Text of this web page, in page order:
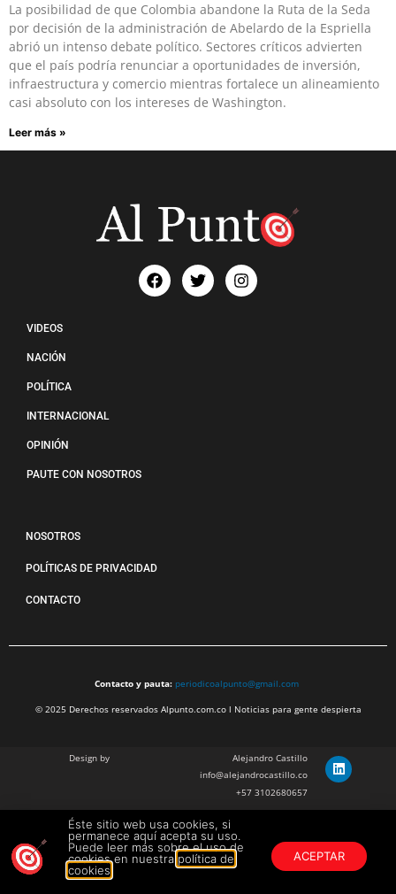
La posibilidad de que Colombia abandone la Ruta de la Seda
por decisión de la administración de Abelardo de la Espriella
abrió un intenso debate político. Sectores críticos advierten
que el país podría renunciar a oportunidades de inversión,
infraestructura y comercio mientras fortalece un alineamiento
casi absoluto con los intereses de Washington.
Leer más »
VIDEOS
NACIÓN
POLÍTICA
INTERNACIONAL
OPINIÓN
PAUTE CON NOSOTROS
NOSOTROS
POLÍTICAS DE PRIVACIDAD
CONTACTO
Contacto y pauta: periodicoalpunto@gmail.com
© 2025 Derechos reservados Alpunto.com.co l Noticias para gente despierta
Design by
Alejandro Castillo
info@alejandrocastillo.co
+57 3102680657
Julian Barragan Verano
julbarg@gmail.com
+57 312 308 9218
Éste sitio web usa cookies, si
permanece aquí acepta su uso.
Puede leer más sobre el uso de
cookies en nuestra política de
cookies
ACEPTAR